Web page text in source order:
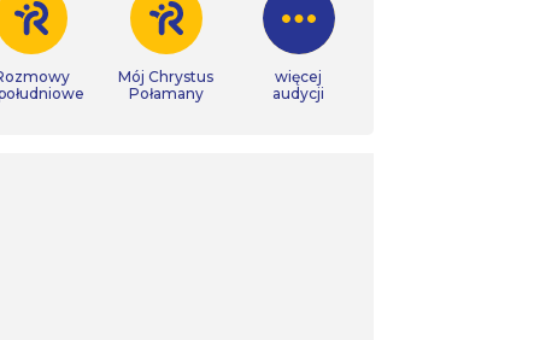
Mój Chrystus
Połamany
więcej
audycji